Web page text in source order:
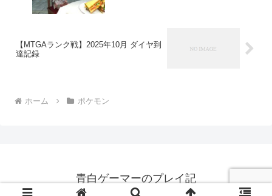
【MTGAランク戦】2025年10月 ダイヤ到
達記録
ホーム ポケモン
青白ゲーマーのプレイ記